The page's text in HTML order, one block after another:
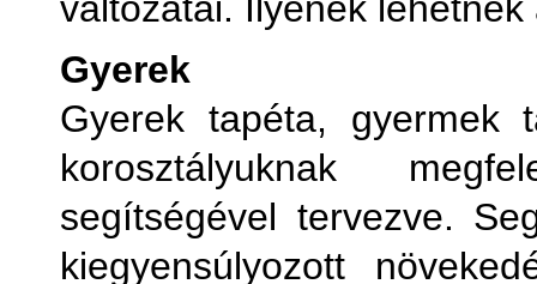
Gyerek
Gyerek tapéta, gyermek
korosztályuknak
segítségével tervezve.
kiegyensúlyozott